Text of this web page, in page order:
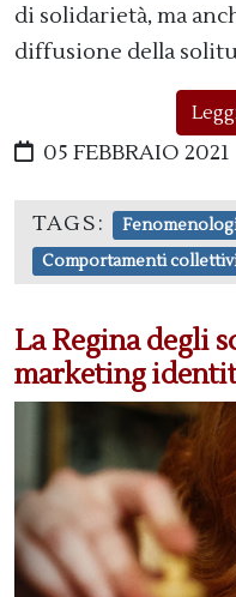
di solidarietà, ma
diffusione della
05 FEBBRAIO 2021
TAGS:
Comportamenti
La Regina degli
marketing